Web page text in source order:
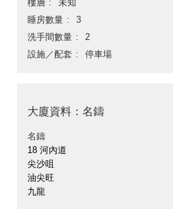
樓層
未知
睡房數量
3
洗手間數量
2
設施／配套
停車場
大廈資料：名鑄
名鑄
18 河內道
尖沙咀
油尖旺
九龍